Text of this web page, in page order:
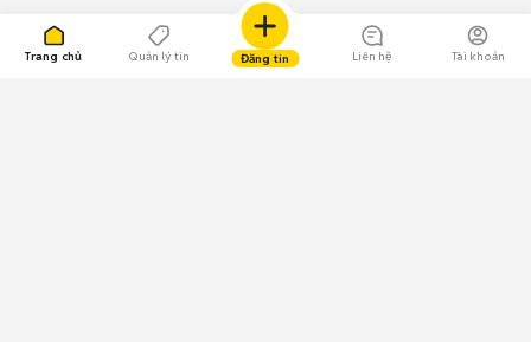
Trang chủ Quản lý tin Đăng tin Liên hệ Tài khoản